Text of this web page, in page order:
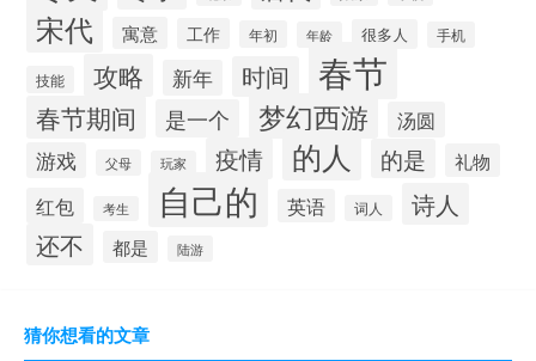
宋代 寓意 工作 年初 年龄 很多人 手机
技能 攻略 新年 时间 春节
春节期间 是一个 梦幻西游
汤圆
游戏
父母 玩家 疫情 的人 的是 礼物
红包 考生 自己的 英语 词人
诗人
还不
都是 陆游
猜你想看的文章